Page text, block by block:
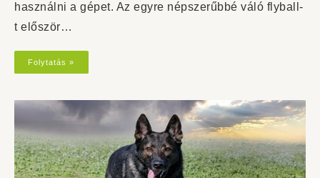
használni a gépet. Az egyre népszerűbbé váló flyball-
t először…
Folytatás »